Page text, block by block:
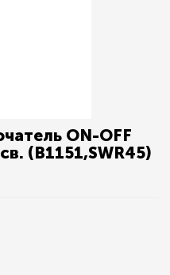
ON-OFF
(B1151,SWR45)